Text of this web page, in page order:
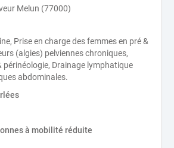
Melun (77000)
Prise en charge des femmes en pré &
(algies) pelviennes chroniques,
périnéologie, Drainage lymphatique
abdominales.
à mobilité réduite